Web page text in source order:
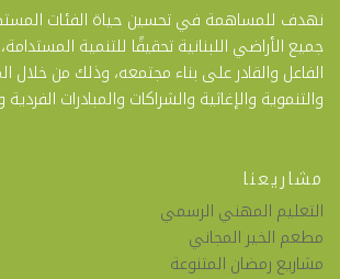
نهدف للمساهمة في تحسين حياة الفئات
جميع الأراضي اللبنانية تحقيقًا للتنمية
الفاعل والقادر على بناء مجتمعه، وذلك من خلال
والتنموية والإغاثية والشراكات والمبادرات الفردية
مشاريعنا
التعليم المهني الرسمي
مطعم الخير المجاني
مشاريع رمضان المتنوعة